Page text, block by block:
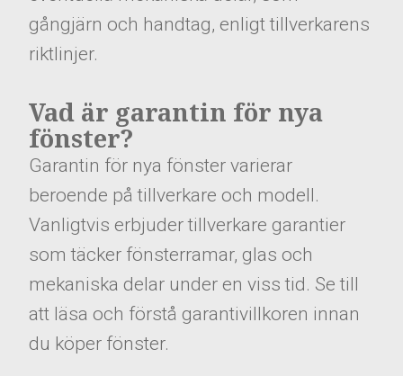
gångjärn och handtag, enligt tillverkarens
riktlinjer.
Vad är garantin för nya
fönster?
Garantin för nya fönster varierar
beroende på tillverkare och modell.
Vanligtvis erbjuder tillverkare garantier
som täcker fönsterramar, glas och
mekaniska delar under en viss tid. Se till
att läsa och förstå garantivillkoren innan
du köper fönster.